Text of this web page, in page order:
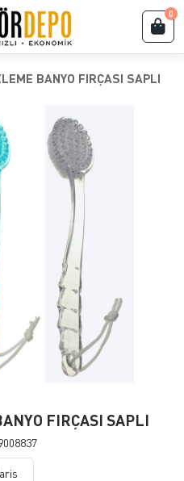
0
BANYO FIRÇASI SAPLI
FIRÇASI SAPLI